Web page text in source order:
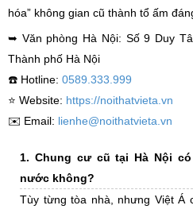
hóa” không gian cũ thành tổ ấm
➥ Văn phòng Hà Nội: Số 9 Duy
Thành phố Hà Nội
☎️ Hotline: 0589.333.999
⭐️ Website: https://noithatvieta.vn
✉️ Email: lienhe@noithatvieta.vn
1. Chung cư cũ tại Hà Nội
nước không?
Tùy từng tòa nhà, nhưng Việt Á